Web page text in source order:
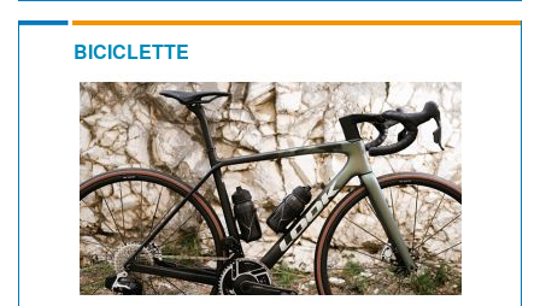
BICICLETTE